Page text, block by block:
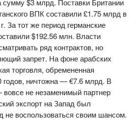
$3 млрд. Поставки Британии
ВПК составили £1.75 млрд в
За тот же период германские
$192.56 млн. Власти
ряд контрактов, но
запрет. На фоне арабских
торговля, обремененная
годов, ничтожна — €7.6 млрд. В
не незаменимый партнер
экспорт на Запад был
не воспользоваться своим шансом.